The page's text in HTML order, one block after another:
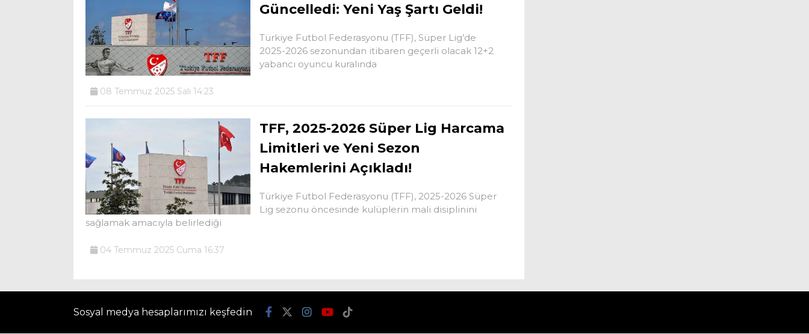
Güncelledi: Yeni Yaş Şartı Geldi!
Türkiye Futbol Federasyonu (TFF), Süper Lig’de
2025-2026 sezonundan itibaren geçerli olacak 12+2
yabancı oyuncu kuralında
08 Temmuz 2025 Salı 14:23
TFF, 2025-2026 Süper Lig Harcama
Limitleri ve Yeni Sezon
Hakemlerini Açıkladı!
Türkiye Futbol Federasyonu (TFF), 2025-2026 Süper
Lig sezonu öncesinde kulüplerin mali disiplinini
sağlamak amacıyla belirlediği
04 Temmuz 2025 Cuma 16:37
Sosyal medya hesaplarımızı keşfedin